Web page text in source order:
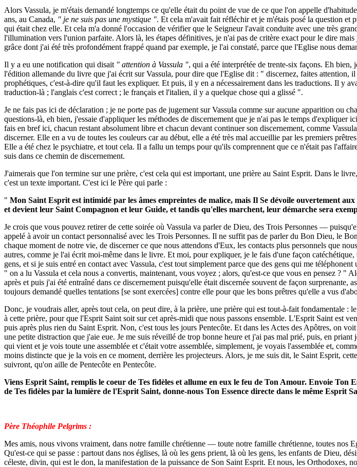
Alors Vassula, je m'étais demandé longtemps ce qu'elle était du point de vue de ce que l'on appelle
ans, au Canada, " je ne suis pas une mystique ". Et cela m'avait fait réfléchir et je m'étais posé la question et
qui était chez elle. Et cela m'a donné l'occasion de vérifier que le Seigneur l'avait conduite avec une très
l'illumination vers l'union parfaite. Alors là, les étapes définitives, je n'ai pas de critère exact pour le dire
grâce dont j'ai été très profondément frappé quand par exemple, je l'ai constaté, parce que l'Eglise nous
Il y a eu une notification qui disait " attention à Vassula ", qui a été interprétée de trente-six façons. Eh
l'édition allemande du livre que j'ai écrit sur Vassula, pour dire que l'Eglise dit : " discernez, faites attention,
prophétiques, c'est-à-dire qu'il faut les expliquer. Et puis, il y en a nécessairement dans les traductions. Il y
traduction-là ; l'anglais c'est correct ; le français et l'italien, il y a quelque chose qui a glissé ".
Je ne fais pas ici de déclaration ; je ne porte pas de jugement sur Vassula comme sur aucune apparition
questions-là, eh bien, j'essaie d'appliquer les méthodes de discernement que je n'ai pas le temps
fais en bref ici, chacun restant absolument libre et chacun devant continuer son discernement, comme
discerner. Elle en a vu de toutes les couleurs car au début, elle a été très mal accueillie par les premiers
Elle a été chez le psychiatre, et tout cela. Il a fallu un temps pour qu'ils comprennent que ce n'était pas
suis dans ce chemin de discernement.
J'aimerais que l'on termine sur une prière, c'est cela qui est important, une prière au Saint Esprit. Dans le
c'est un texte important. C'est ici le Père qui parle :
" Mon Saint Esprit est intimidé par les âmes empreintes de malice, mais Il Se dévoile ouvertement
et devient leur Saint Compagnon et leur Guide, et tandis qu'elles marchent, leur démarche sera
Je crois que vous pouvez retirer de cette soirée où Vassula va parler de Dieu, des Trois Personnes —
appelé à avoir un contact personnalisé avec les Trois Personnes. Il ne suffit pas de parler du Bon Dieu, le
chaque moment de notre vie, de discerner ce que nous attendons d'Eux, les contacts plus personnels que
autres, comme je l'ai écrit moi-même dans le livre. Et moi, pour expliquer, je le fais d'une façon
gens, et si je suis entré en contact avec Vassula, c'est tout simplement parce que des gens qui me
" on a lu Vassula et cela nous a convertis, maintenant, vous voyez ; alors, qu'est-ce que vous en pensez ? "
après et puis j'ai été entraîné dans ce discernement puisqu'elle était discernée souvent de façon
toujours demandé quelles tentations [se sont exercées] contre elle pour que les bons prêtres qu'elle a vus
Donc, je voudrais aller, après tout cela, on peut dire, à la prière, une prière qui est tout-à-fait fondamentale : le
à cette prière, pour que l'Esprit Saint soit sur cet après-midi que nous passons ensemble. L'Esprit Saint est
puis après plus rien du Saint Esprit. Non, c'est tous les jours Pentecôte. Et dans les Actes des Apôtres, on
une petite distraction que j'aie eue. Je me suis réveillé de trop bonne heure et j'ai pas mal prié, puis, en
qui vient et je vois toute une assemblée et c'était votre assemblée, simplement, je voyais l'assemblée et,
moins distincte que je la vois en ce moment, derrière les projecteurs. Alors, je me suis dit, le Saint Esprit,
suivront, qu'on aille de Pentecôte en Pentecôte.
Viens Esprit Saint, remplis le coeur de Tes fidèles et allume en eux le feu de Ton Amour. Envoie
de Tes fidèles par la lumière de l'Esprit Saint, donne-nous Ton Essence directe dans le même Esprit
Père Théophile Pelgrims :
Mes amis, nous vivons vraiment, dans notre famille chrétienne — toute notre famille chrétienne, toutes nos
Qu'est-ce qui se passe : partout dans nos églises, là où les gens prient, là où les gens, les enfants de
céleste, divin, qui est le don, la manifestation de la puissance de Son Saint Esprit. Et nous, les Orthodoxes,